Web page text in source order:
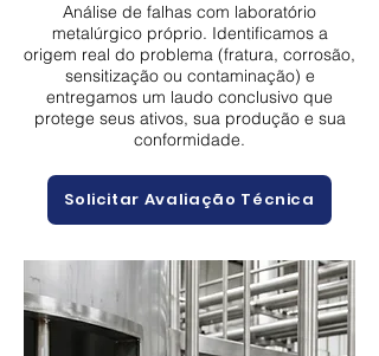
Análise de falhas com laboratório
metalúrgico próprio. Identificamos a
origem real do problema (fratura, corrosão,
sensitização ou contaminação) e
entregamos um laudo conclusivo que
protege seus ativos, sua produção e sua
conformidade.
Solicitar Avaliação Técnica